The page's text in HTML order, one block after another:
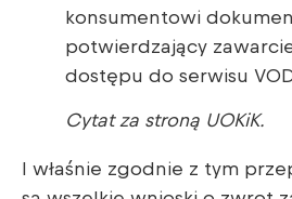
konsumentowi
potwierdzający
dostępu do serwisu
Cytat za stroną UOKiK.
I właśnie zgodnie z tym